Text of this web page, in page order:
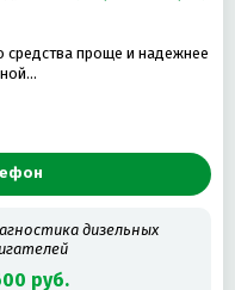
средства проще и надежнее
дизельных
руб.